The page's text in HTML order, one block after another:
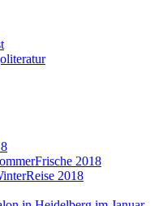
2018
2018